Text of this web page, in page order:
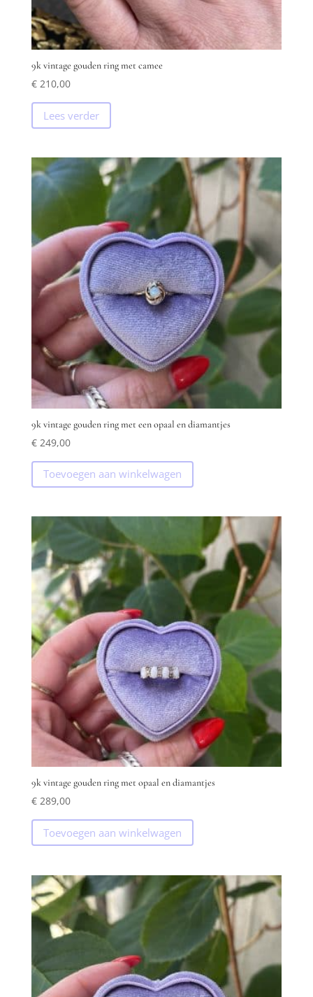
9k vintage gouden ring met camee
€210,00
Lees verder
9k vintage gouden ring met een opaal en diamantjes
€249,00
Toevoegen aan winkelwagen
9k vintage gouden ring met opaal en diamantjes
€289,00
Toevoegen aan winkelwagen